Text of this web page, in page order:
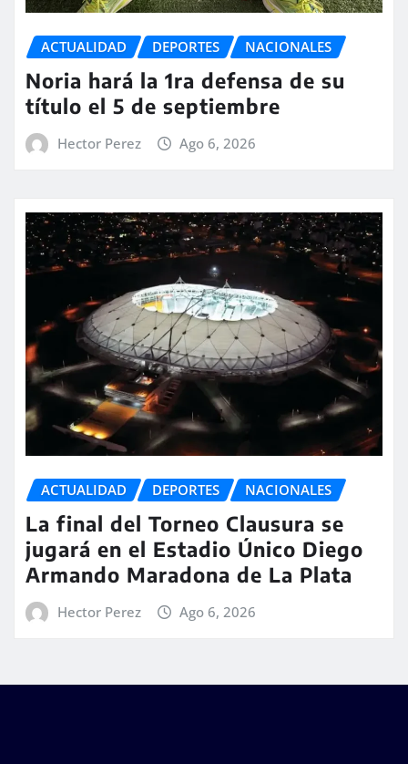
ACTUALIDAD DEPORTES NACIONALES
Noria hará la 1ra defensa de su
título el 5 de septiembre
Hector Perez Ago 6, 2026
ACTUALIDAD DEPORTES NACIONALES
La final del Torneo Clausura se
jugará en el Estadio Único Diego
Armando Maradona de La Plata
Hector Perez Ago 6, 2026